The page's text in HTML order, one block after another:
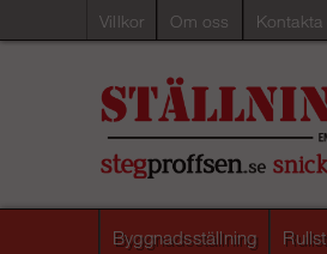
Villkor Om oss Kontakta
Byggnadsställning